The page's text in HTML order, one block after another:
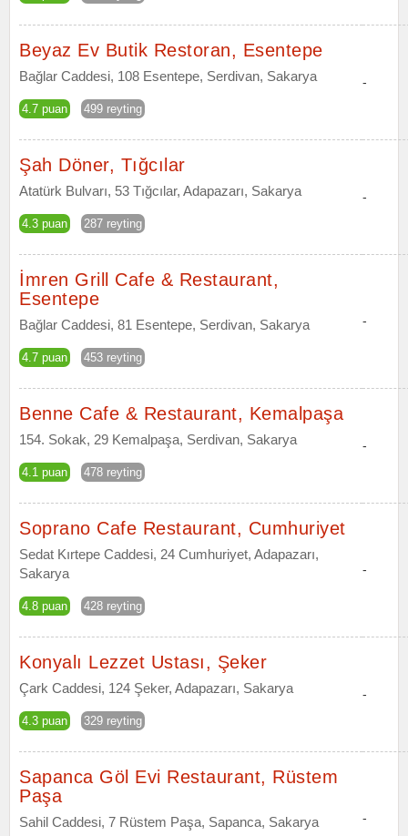
Beyaz Ev Butik Restoran, Esentepe
Bağlar Caddesi, 108 Esentepe, Serdivan, Sakarya
4.7 puan 499 reyting
-
Şah Döner, Tığcılar
Atatürk Bulvarı, 53 Tığcılar, Adapazarı, Sakarya
4.3 puan 287 reyting
-
İmren Grill Cafe & Restaurant,
Esentepe
Bağlar Caddesi, 81 Esentepe, Serdivan, Sakarya
4.7 puan 453 reyting
-
Benne Cafe & Restaurant, Kemalpaşa
154. Sokak, 29 Kemalpaşa, Serdivan, Sakarya
4.1 puan 478 reyting
-
Soprano Cafe Restaurant, Cumhuriyet
Sedat Kırtepe Caddesi, 24 Cumhuriyet, Adapazarı,
Sakarya
4.8 puan 428 reyting
-
Konyalı Lezzet Ustası, Şeker
Çark Caddesi, 124 Şeker, Adapazarı, Sakarya
4.3 puan 329 reyting
-
Sapanca Göl Evi Restaurant, Rüstem
Paşa
Sahil Caddesi, 7 Rüstem Paşa, Sapanca, Sakarya -